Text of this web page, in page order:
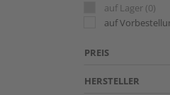
auf Lager (0)
auf
PREIS
HERSTELLER